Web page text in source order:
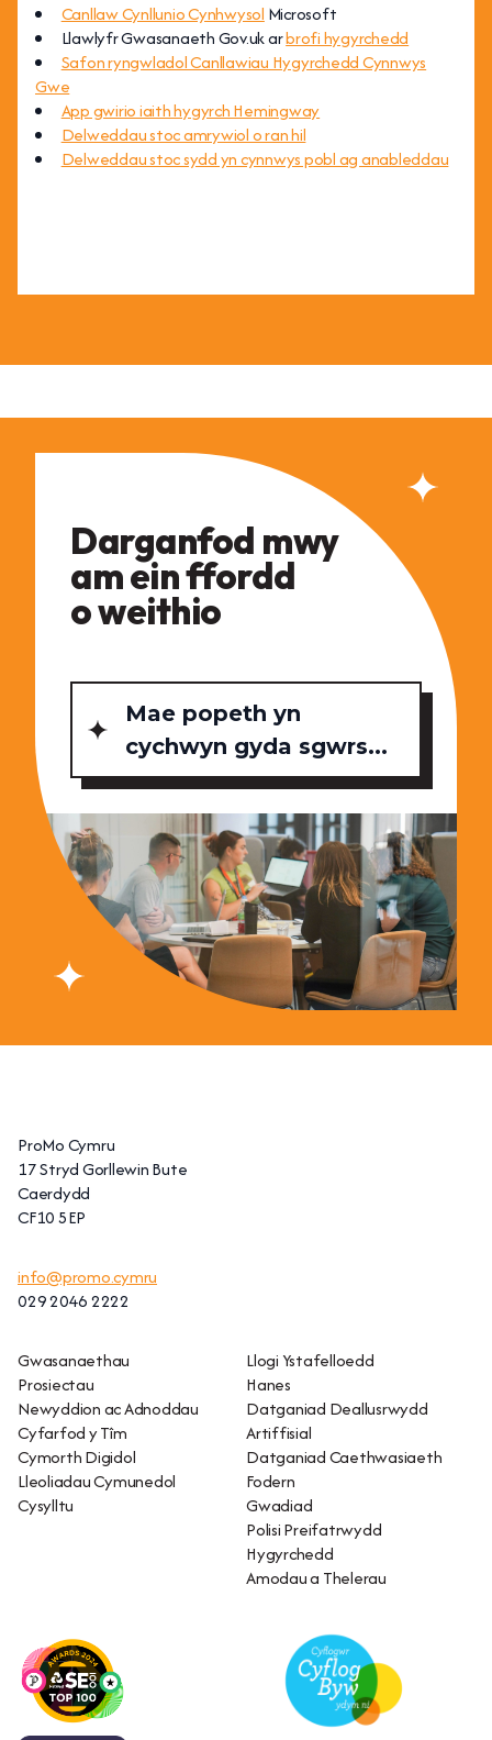
Canllaw Cynllunio Cynhwysol Microsoft ‍
Llawlyfr Gwasanaeth Gov.uk arbrofi hygyrchedd
Safon ryngwladol Canllawiau Hygyrchedd Cynnwys
Gwe
App gwirio iaith hygyrch Hemingway
Delweddau stoc amrywiol o ran hil
Delweddau stoc sydd yn cynnwys pobl ag anableddau
Darganfod mwy
am ein ffordd
o weithio
Mae popeth yn
cychwyn gyda sgwrs...
ProMo Cymru
17 Stryd Gorllewin Bute
Caerdydd
CF10 5EP
info@promo.cymru
029 2046 2222
Gwasanaethau
Prosiectau
Newyddion ac Adnoddau
Cyfarfod y Tîm
Cymorth Digidol
Lleoliadau Cymunedol
Cysylltu
Llogi Ystafelloedd
Hanes
Datganiad Deallusrwydd
Artiffisial
Datganiad Caethwasiaeth
Fodern
Gwadiad
Polisi Preifatrwydd
Hygyrchedd
Amodau a Thelerau